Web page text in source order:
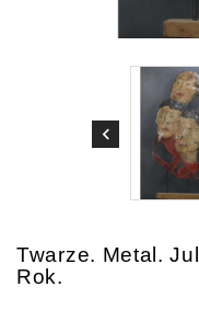
Twarze. Metal.
Rok.